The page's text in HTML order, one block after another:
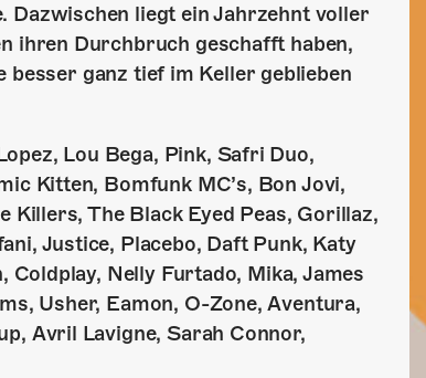
Dazwischen liegt ein Jahrzehnt voller
ihren Durchbruch geschafft haben,
besser ganz tief im Keller geblieben
Lou Bega, Pink, Safri Duo,
Kitten, Bomfunk MC’s, Bon Jovi,
Killers, The Black Eyed Peas, Gorillaz,
Justice, Placebo, Daft Punk, Katy
Coldplay, Nelly Furtado, Mika, James
Usher, Eamon, O-Zone, Aventura,
Avril Lavigne, Sarah Connor,